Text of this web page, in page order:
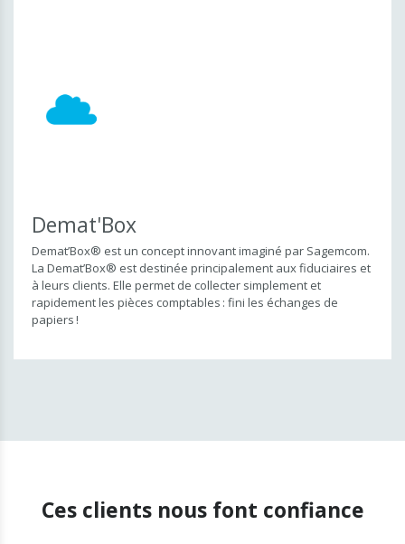
Demat'Box
Demat’Box® est un concept innovant imaginé par Sagemcom.
La Demat’Box® est destinée principalement aux fiduciaires et
à leurs clients. Elle permet de collecter simplement et
rapidement les pièces comptables : fini les échanges de
papiers !
Ces clients nous font confiance